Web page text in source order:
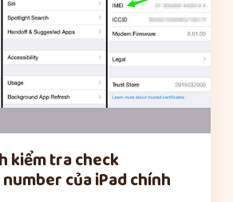
kiểm tra check
của iPad chính